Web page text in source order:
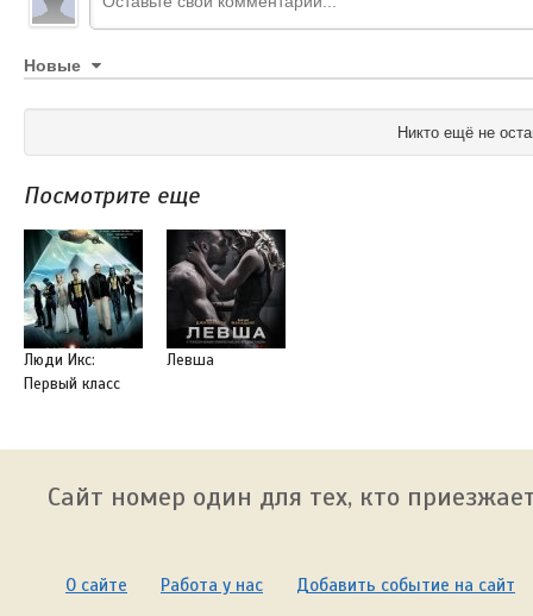
Новые
Никто ещё не
Посмотрите еще
Люди Икс:
Первый класс
Левша
Сайт номер один для тех, кто
О сайте Работа у нас Добавить событие на сайт